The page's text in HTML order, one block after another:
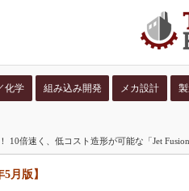
化学 組み込み開発 メカ設計
10倍速く、低コスト造形が可能な「Jet
月版】